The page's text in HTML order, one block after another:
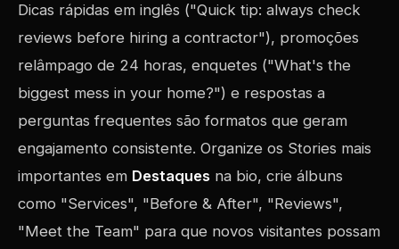
Dicas rápidas em inglês ("Quick tip: always check
reviews before hiring a contractor"), promoções
relâmpago de 24 horas, enquetes ("What's the
biggest mess in your home?") e respostas a
perguntas frequentes são formatos que geram
engajamento consistente. Organize os Stories mais
importantes em Destaques na bio, crie álbuns
como "Services", "Before & After", "Reviews",
"Meet the Team" para que novos visitantes possam